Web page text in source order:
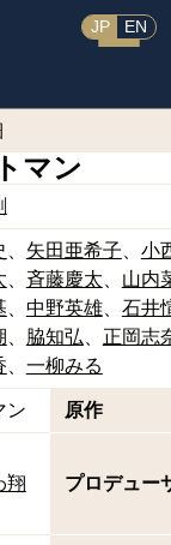
JP EN
マン
矢田亜希子
小
斉藤慶太
山内
中野英雄
石井
脇知弘
正岡志
一柳みる
ン 原作
翔 プロデュー